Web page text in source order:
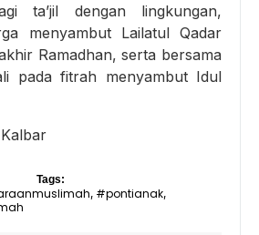
ta’jil dengan lingkungan,
menyambut Lailatul Qadar
Ramadhan, serta bersama
pada fitrah menyambut Idul
Tags:
, #pontianak,